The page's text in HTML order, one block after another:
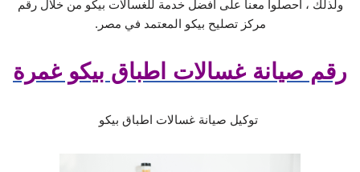
ولذلك ، احصلوا معنا على افضل خدمة للغسالات بيكو من خلال رقم
مركز تصليح بيكو المعتمد في مصر.
رقم صيانة غسالات اطباق بيكو غمرة
توكيل صيانة غسالات اطباق بيكو